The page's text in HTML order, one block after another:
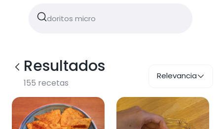
Resultados
155 recetas
Relevancia